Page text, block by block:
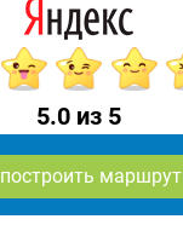
5.0 из 5
построить маршрут